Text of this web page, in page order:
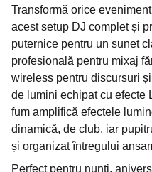
Transformă orice
acest setup DJ complet și
puternice pentru un sunet
profesională pentru mixaj
wireless pentru discursuri
de lumini echipat cu efecte
fum amplifică efectele
dinamică, de club, iar
și organizat întregului
Perfect pentru nunți,